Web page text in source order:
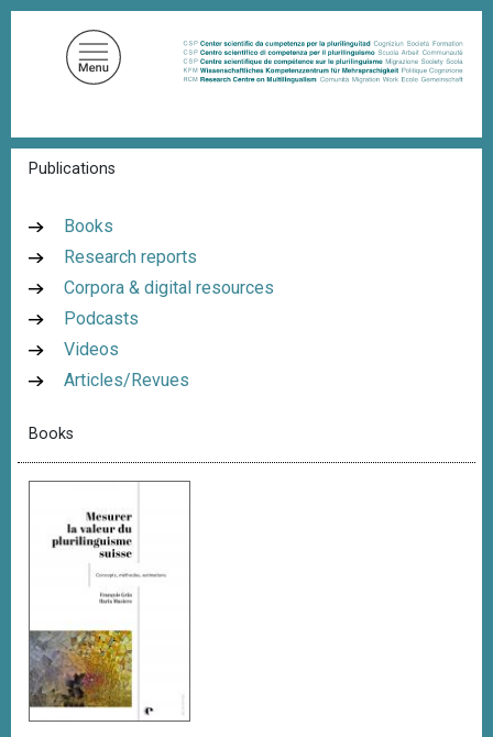
B
r
m
Publications
Books
Research reports
Corpora & digital resources
Podcasts
Videos
Articles/Revues
Books